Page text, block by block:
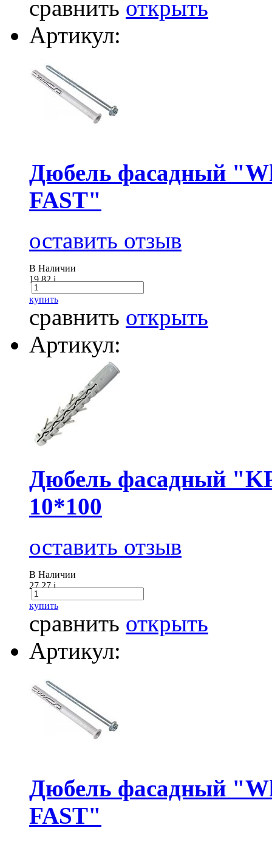
сравнить открыть
Артикул:
Дюбель фасадный
FAST"
оставить отзыв
В Наличии
19.82i
купить
сравнить открыть
Артикул:
Дюбель фасадный
10*100
оставить отзыв
В Наличии
27.27i
купить
сравнить открыть
Артикул:
Дюбель фасадный
FAST"